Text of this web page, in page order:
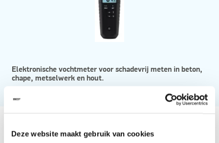
Deze website maakt gebruik van cookies
Elektronische vochtmeter voor schadevrij meten in beton,
chape, metselwerk en hout.
Beschikbaar in